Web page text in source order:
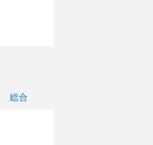
総合